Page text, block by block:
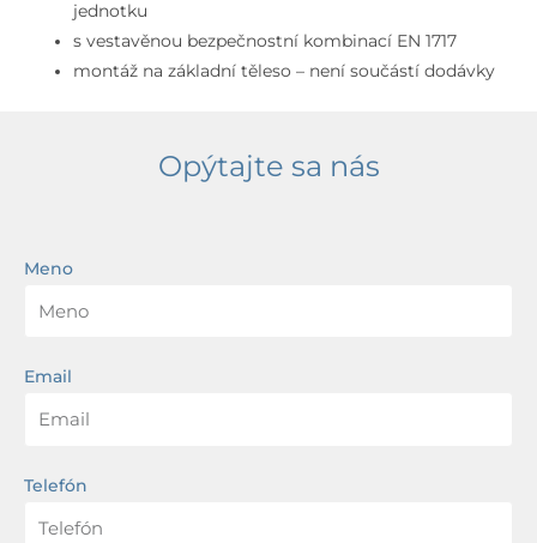
jednotku
s vestavěnou bezpečnostní kombinací EN 1717
montáž na základní těleso – není součástí dodávky
Opýtajte sa nás
Meno
Email
Telefón